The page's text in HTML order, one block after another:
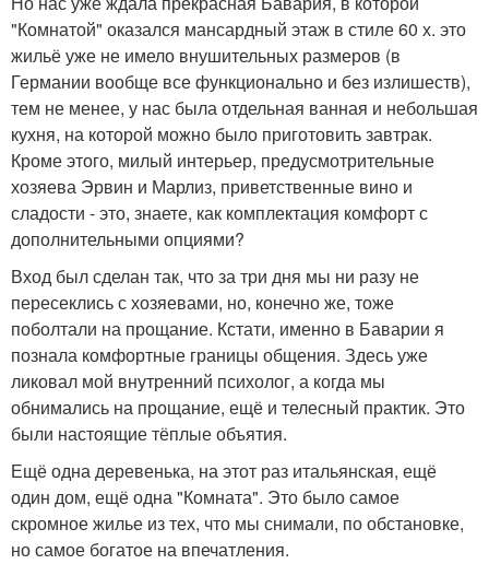
"Комнатой" оказался мансардный этаж в стиле 60 х. это
жильё уже не имело внушительных размеров (в
Германии вообще все функционально и без излишеств),
тем не менее, у нас была отдельная ванная и небольшая
кухня, на которой можно было приготовить завтрак.
Кроме этого, милый интерьер, предусмотрительные
хозяева Эрвин и Марлиз, приветственные вино и
сладости - это, знаете, как комплектация комфорт с
дополнительными опциями?
Вход был сделан так, что за три дня мы ни разу не
пересеклись с хозяевами, но, конечно же, тоже
поболтали на прощание. Кстати, именно в Баварии я
познала комфортные границы общения. Здесь уже
ликовал мой внутренний психолог, а когда мы
обнимались на прощание, ещё и телесный практик. Это
были настоящие тёплые объятия.
Ещё одна деревенька, на этот раз итальянская, ещё
один дом, ещё одна "Комната". Это было самое
скромное жилье из тех, что мы снимали, по обстановке,
но самое богатое на впечатления.